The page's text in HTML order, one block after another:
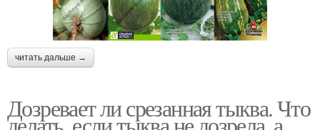
читать дальше →
Дозревает ли срезанная тыква. Что